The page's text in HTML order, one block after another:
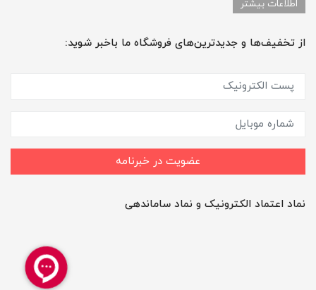
اطلاعات بیشتر
از تخفیف‌ها و جدیدترین‌های فروشگاه ما باخبر شوید:
عضویت در خبرنامه
نماد اعتماد الکترونیک و نماد ساماندهی